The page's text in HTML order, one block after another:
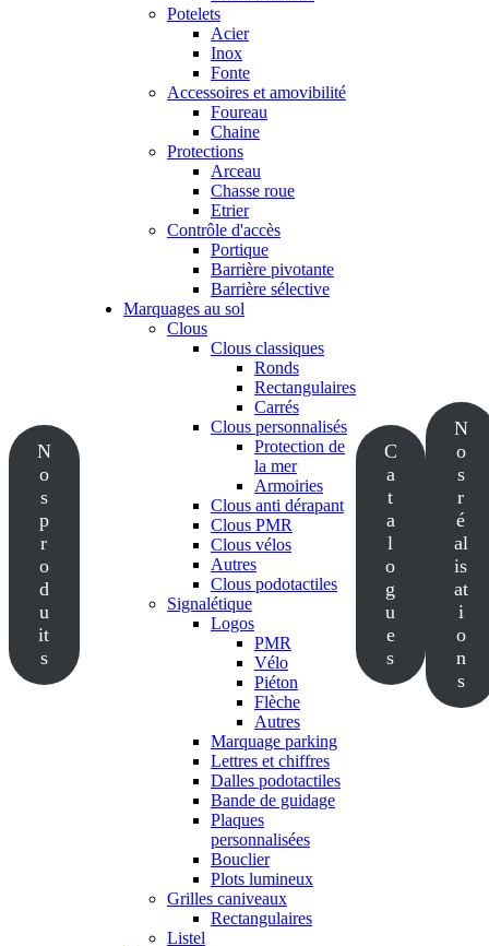
N
o
s
p
r
o
d
u
it
s
Potelets
Acier
Inox
Fonte
Accessoires et amovibilité
Foureau
Chaine
Protections
Arceau
Chasse roue
Etrier
Contrôle d'accès
Portique
Barrière pivotante
Barrière sélective
Marquages au sol
Clous
Clous classiques
Ronds
Rectangulaires
Carrés
Clous personnalisés
Protection de
la mer
Armoiries
Clous anti dérapant
Clous PMR
Clous vélos
Autres
Clous podotactiles
Signalétique
Logos
PMR
Vélo
Piéton
Flèche
Autres
Marquage parking
Lettres et chiffres
Dalles podotactiles
Bande de guidage
Plaques
personnalisées
Bouclier
Plots lumineux
Grilles caniveaux
Rectangulaires
Listel
C
a
t
a
l
o
g
u
e
s
N
o
s
r
é
al
is
at
i
o
n
s